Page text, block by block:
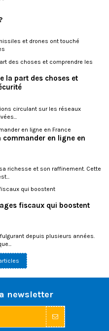
et drones ont touché
la part des choses et
circulant sur les réseaux
en ligne en
richesse et son raffinement. Cette
fiscaux qui boostent
depuis plusieurs années.
newsletter